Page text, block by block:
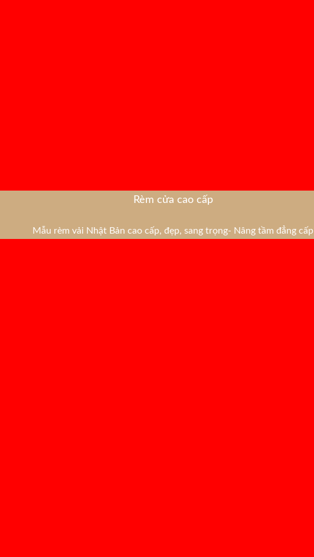
Rèm cửa cao cấp
Mẫu rèm vải Nhật Bản cao cấp, đẹp, sang trọng- Nâng tầm đẳng cấp